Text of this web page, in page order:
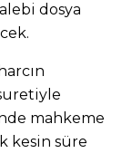
dosya
mahkeme
kesin süre